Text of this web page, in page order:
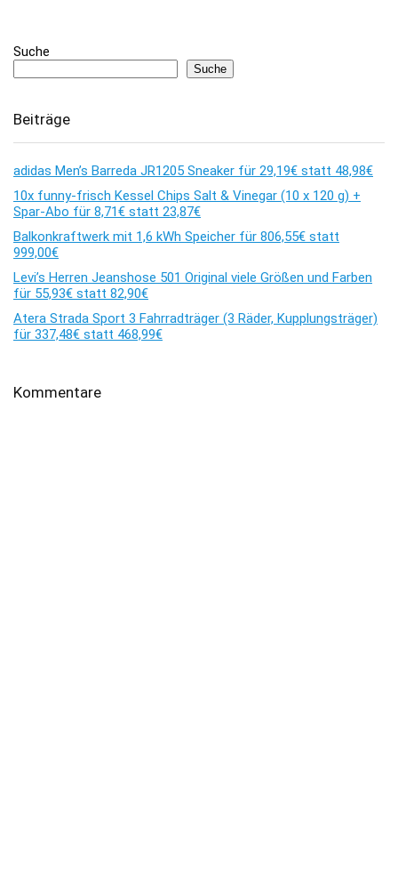
Suche
Suche
Beiträge
adidas Men’s Barreda JR1205 Sneaker für 29,19€ statt 48,98€
10x funny-frisch Kessel Chips Salt & Vinegar (10 x 120 g) +
Spar-Abo für 8,71€ statt 23,87€
Balkonkraftwerk mit 1,6 kWh Speicher für 806,55€ statt
999,00€
Levi’s Herren Jeanshose 501 Original viele Größen und Farben
für 55,93€ statt 82,90€
Atera Strada Sport 3 Fahrradträger (3 Räder, Kupplungsträger)
für 337,48€ statt 468,99€
Kommentare